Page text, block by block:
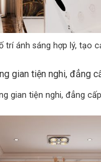
trí ánh sáng hợp lý, tạo
gian tiện nghi, đẳng